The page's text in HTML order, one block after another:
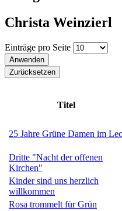
Christa Weinzierl
Einträge pro Seite
Titel
25 Jahre Grüne Damen im
Dritte "Nacht der offenen
Kirchen"
Kinder sind uns herzlich
willkommen
Rosa trommelt für Grün